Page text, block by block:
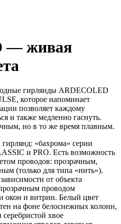
— живая
гирлянды ARDECOLED
которое напоминает
позволяет каждому
и также медленно гаснуть.
но в то же время плавным.
«бахрома» серии
и PRO. Есть возможность
проводов: прозрачным,
(только для типа «нить»).
от объекта
проводом
окон и витрин. Белый цвет
на фоне белоснежных колонн,
хвое